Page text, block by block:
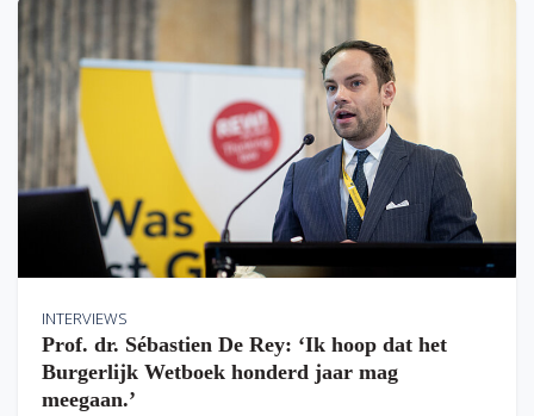
INTERVIEWS
Prof. dr. Sébastien De Rey: ‘Ik hoop dat het
Burgerlijk Wetboek honderd jaar mag
meegaan.’